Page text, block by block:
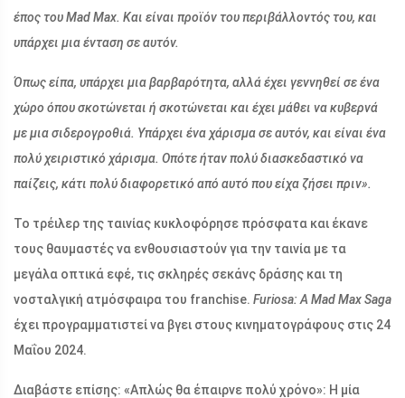
έπος του Mad Max. Και είναι προϊόν του περιβάλλοντός του, και
υπάρχει μια ένταση σε αυτόν.
Όπως είπα, υπάρχει μια βαρβαρότητα, αλλά έχει γεννηθεί σε ένα
χώρο όπου σκοτώνεται ή σκοτώνεται και έχει μάθει να κυβερνά
με μια σιδερογροθιά. Υπάρχει ένα χάρισμα σε αυτόν, και είναι ένα
πολύ χειριστικό χάρισμα. Οπότε ήταν πολύ διασκεδαστικό να
παίζεις, κάτι πολύ διαφορετικό από αυτό που είχα ζήσει πριν».
Το τρέιλερ της ταινίας κυκλοφόρησε πρόσφατα και έκανε
τους θαυμαστές να ενθουσιαστούν για την ταινία με τα
μεγάλα οπτικά εφέ, τις σκληρές σεκάνς δράσης και τη
νοσταλγική ατμόσφαιρα του franchise. Furiosa: A Mad Max Saga
έχει προγραμματιστεί να βγει στους κινηματογράφους στις 24
Μαΐου 2024.
Διαβάστε επίσης: «Απλώς θα έπαιρνε πολύ χρόνο»: Η μία